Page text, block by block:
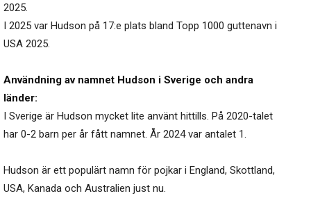
2025.
I 2025 var Hudson på 17:e plats bland Topp 1000 guttenavn i
USA 2025.
Användning av namnet Hudson i Sverige och andra
länder:
I Sverige är Hudson mycket lite använt hittills. På 2020-talet
har 0-2 barn per år fått namnet. År 2024 var antalet 1.
Hudson är ett populärt namn för pojkar i England, Skottland,
USA, Kanada och Australien just nu.